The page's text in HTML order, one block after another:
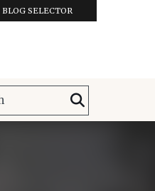
BLOG SELECTOR